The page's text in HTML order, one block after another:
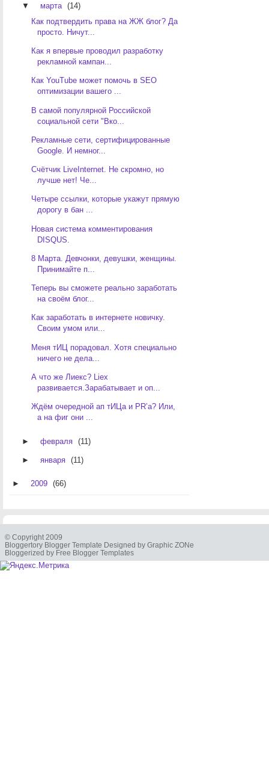
▼ марта
(14)
Как подтвердить права на ЖЖ блог? Да
просто. Ничут...
Как я впервые проводил разработку
рекламной кампан...
Как YouTube может помочь в SEO
оптимизации вашего ...
В самой популярной Российской
социальной сети "Вко...
Рекламные сети, cертифицированные
Google. И немног...
Счётчик LiveInternet. Не скромно, но
лучше нет! Че...
Четыре ссылки, которые укажут прямую
дорогу в бан ...
Новая система комментирования
DISQUS.
8 Марта. Девчонки, девушки, женщины.
Принимайте п...
Теперь вы сможете реально заработать
на своём блог...
Как заработать в интернете новичку.
Своим умом или...
Меня тИЦ порадовал. Хотя специально
ничего не дела...
А что же Лиекс? Liex
развивается.Зарабатывает и оп...
Ждём очередной ап тИЦа и PR’а? Или,
а на фиг они ...
► февраля (11)
► января (11)
► 2009 (66)
© Copyright 2009
Bloggertory Blogger Template Designed by Graphic ZONe
Bloggerized by Free Blogger Templates